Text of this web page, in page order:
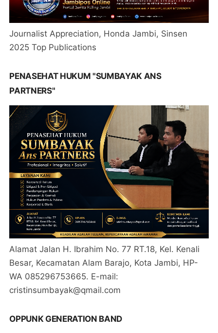
Journalist Appreciation, Honda Jambi, Sinsen
2025 Top Publications
PENASEHAT HUKUM "SUMBAYAK ANS
PARTNERS"
Alamat Jalan H. Ibrahim No. 77 RT.18, Kel. Kenali
Besar, Kecamatan Alam Barajo, Kota Jambi, HP-
WA 085296753665. E-mail:
cristinsumbayak@qmail.com
OPPUNK GENERATION BAND